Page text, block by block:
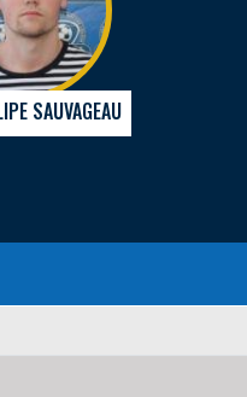
SAUVAGEAU